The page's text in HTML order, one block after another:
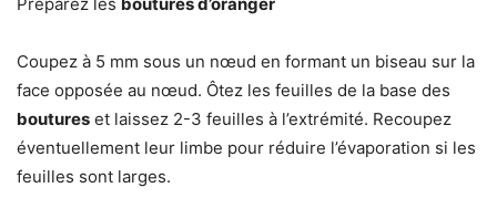
Coupez à 5 mm sous un nœud en formant un biseau sur la
face opposée au nœud. Ôtez les feuilles de la base des
boutures et laissez 2-3 feuilles à l’extrémité. Recoupez
éventuellement leur limbe pour réduire l’évaporation si les
feuilles sont larges.